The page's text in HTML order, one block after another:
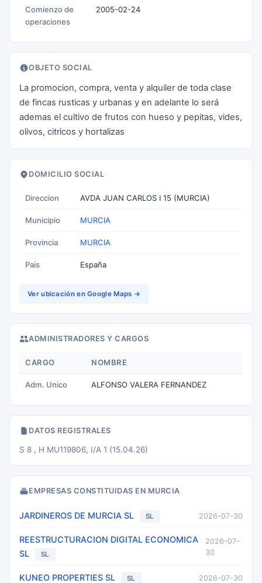
Comienzo de
operaciones
2005-02-24
OBJETO SOCIAL
La promocion, compra, venta y alquiler de toda clase
de fincas rusticas y urbanas y en adelante lo será
ademas el cultivo de frutos con hueso y pepitas, vides,
olivos, citricos y hortalizas
DOMICILIO SOCIAL
Direccion AVDA JUAN CARLOS I 15 (MURCIA)
Municipio MURCIA
Provincia MURCIA
Pais España
Ver ubicación en Google Maps →
ADMINISTRADORES Y CARGOS
CARGO NOMBRE
Adm. Unico ALFONSO VALERA FERNANDEZ
DATOS REGISTRALES
S 8 , H MU119806, I/A 1 (15.04.26)
EMPRESAS CONSTITUIDAS EN MURCIA
JARDINEROS DE MURCIA SL SL 2026-07-30
REESTRUCTURACION DIGITAL ECONOMICA
SL
SL
2026-07-
30
KUNEO PROPERTIES SL SL 2026-07-30